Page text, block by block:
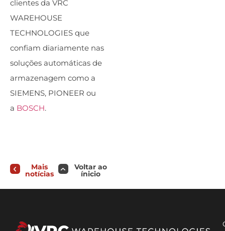
clientes da VRC
WAREHOUSE
TECHNOLOGIES que
confiam diariamente nas
soluções automáticas de
armazenagem como a
SIEMENS, PIONEER ou
a BOSCH.
Mais
notícias
Voltar ao
ínicio